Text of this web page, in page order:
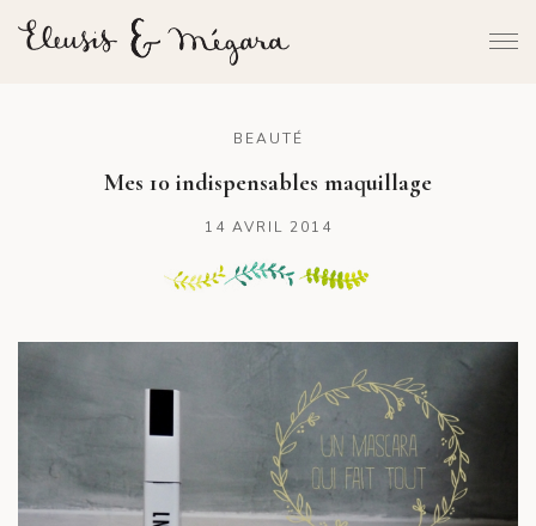
BEAUTÉ
Mes 10 indispensables maquillage
14 AVRIL 2014